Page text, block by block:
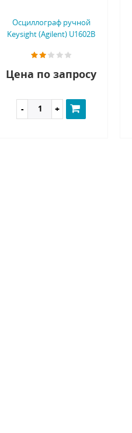
Осциллограф ручной
Keysight (Agilent) U1602B
Цена по запросу